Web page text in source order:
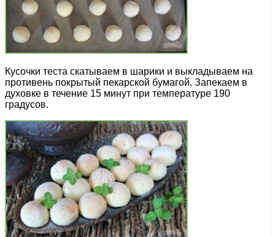
Кусочки теста скатываем в шарики и выкладываем на
противень покрытый пекарской бумагой. Запекаем в
духовке в течение 15 минут при температуре 190
градусов.